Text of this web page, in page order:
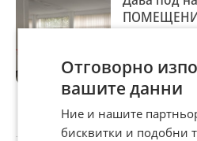
Хладилника
8
Цената е без
гр. София,
Отговорно
вашите данни
Ние и нашите
бисквитки и подобни